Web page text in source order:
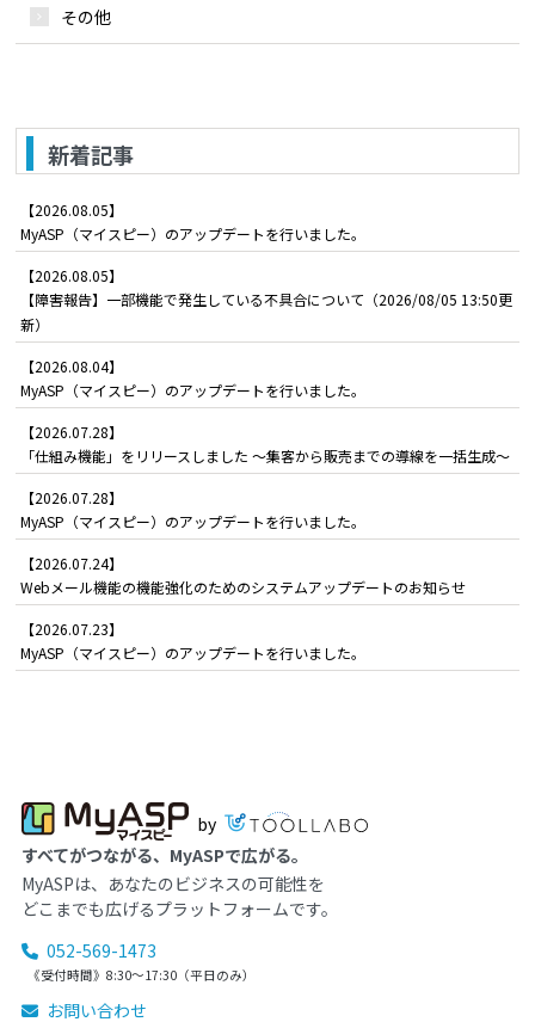
その他
新着記事
【2026.08.05】
MyASP（マイスピー）のアップデートを行いました。
【2026.08.05】
【障害報告】一部機能で発生している不具合について（2026/08/05 13:50更
新）
【2026.08.04】
MyASP（マイスピー）のアップデートを行いました。
【2026.07.28】
「仕組み機能」をリリースしました ～集客から販売までの導線を一括生成～
【2026.07.28】
MyASP（マイスピー）のアップデートを行いました。
【2026.07.24】
Webメール機能の機能強化のためのシステムアップデートのお知らせ
【2026.07.23】
MyASP（マイスピー）のアップデートを行いました。
by
すべてがつながる、MyASPで広がる。
MyASPは、あなたのビジネスの可能性を
どこまでも広げるプラットフォームです。
052-569-1473
《受付時間》8:30～17:30（平日のみ）
お問い合わせ